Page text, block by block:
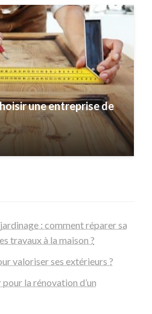
une entreprise de
: comment réparer sa
travaux à la maison ?
valoriser ses extérieurs ?
la rénovation d’un